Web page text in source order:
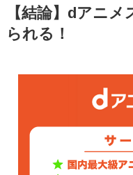
【結論】dアニ
られる！